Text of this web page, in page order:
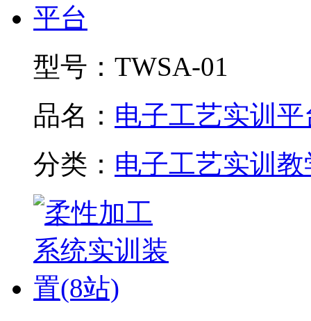
型号： TWSA-01
品名： 电子工艺实训平
分类： 电子工艺实训